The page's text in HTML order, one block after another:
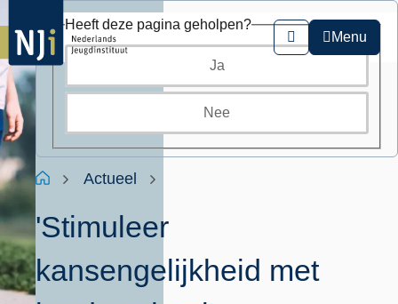
Overslaan
en
naar
de
inhoud
gaan
Zoeken
Menu
Kruimelpad
HomeActueel
'Stimuleer
kansengelijkheid met
Heeft deze pagina geholpen?
Ja
Nee